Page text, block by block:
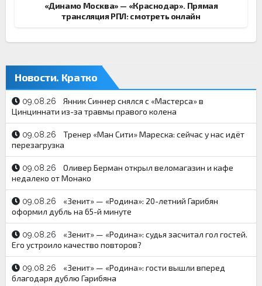
«Динамо Москва» — «Краснодар». Прямая
трансляция РПЛ: смотреть онлайн
Новости. Кратко
09.08.26
Янник Синнер снялся с «Мастерса» в
Цинциннати из-за травмы правого колена
09.08.26
Тренер «Ман Сити» Мареска: сейчас у нас идёт
перезагрузка
09.08.26
Оливер Берман открыл веломагазин и кафе
недалеко от Монако
09.08.26
«Зенит» — «Родина»: 20-летний Гарибян
оформил дубль на 65-й минуте
09.08.26
«Зенит» — «Родина»: судья засчитал гол гостей.
Его устроило качество повторов?
09.08.26
«Зенит» — «Родина»: гости вышли вперед
благодаря дублю Гарибяна